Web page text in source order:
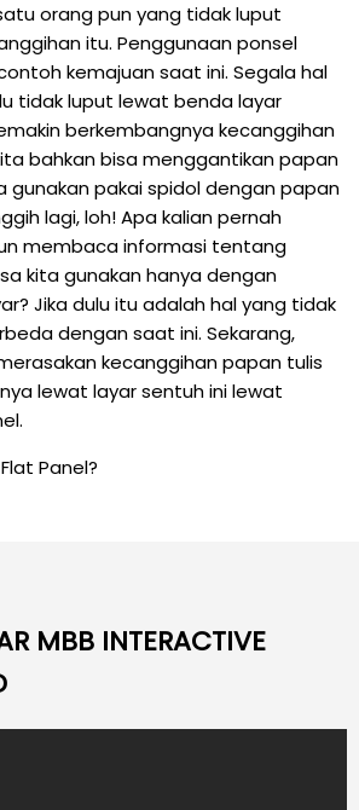
orang pun yang tidak luput
itu. Penggunaan ponsel
kemajuan saat ini. Segala hal
tidak luput lewat benda layar
berkembangnya kecanggihan
bahkan bisa menggantikan papan
gunakan pakai spidol dengan papan
lagi, loh! Apa kalian pernah
membaca informasi tentang
kita gunakan hanya dengan
Jika dulu itu adalah hal yang tidak
dengan saat ini. Sekarang,
kecanggihan papan tulis
lewat layar sentuh ini lewat
Panel?
MBB INTERACTIVE